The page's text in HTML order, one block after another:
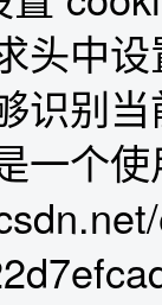
头中
识别
一个